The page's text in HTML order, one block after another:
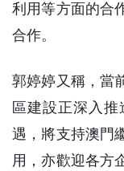
利用等方面的合
合作。
郭婷婷又稱，當
區建設正深入
遇，將支持澳門
用，亦歡迎各方